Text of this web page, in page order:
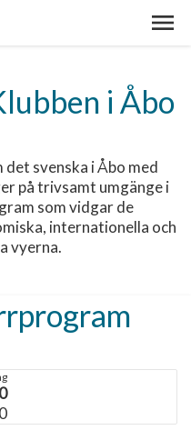
i Åbo
det svenska i Åbo med
på trivsamt umgänge i
som vidgar de
internationella och
vyerna.